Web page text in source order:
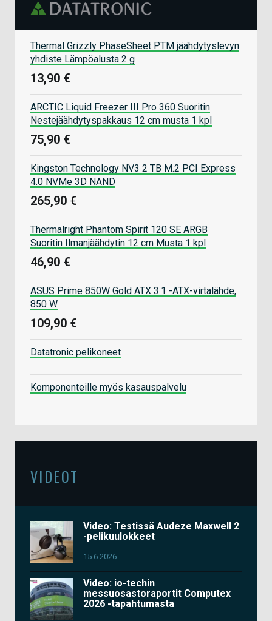
Thermal Grizzly PhaseSheet PTM jäähdytyslevyn
yhdiste Lämpöalusta 2 g
13,90 €
ARCTIC Liquid Freezer III Pro 360 Suoritin
Nestejäähdytyspakkaus 12 cm musta 1 kpl
75,90 €
Kingston Technology NV3 2 TB M.2 PCI Express
4.0 NVMe 3D NAND
265,90 €
Thermalright Phantom Spirit 120 SE ARGB
Suoritin Ilmanjäähdytin 12 cm Musta 1 kpl
46,90 €
ASUS Prime 850W Gold ATX 3.1 -ATX-virtalähde,
850 W
109,90 €
Datatronic pelikoneet
Komponenteille myös kasauspalvelu
VIDEOT
Video: Testissä Audeze Maxwell 2
-pelikuulokkeet
15.6.2026
Video: io-techin
messuosastoraportit Computex
2026 -tapahtumasta